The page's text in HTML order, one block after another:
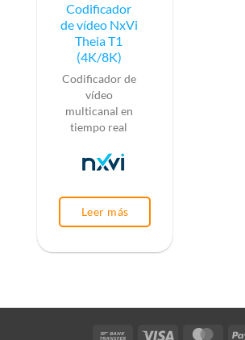
Codificador
de vídeo NxVi
Theia T1
(4K/8K)
Codificador de
vídeo
multicanal en
tiempo real
Leer más
Bank Visa